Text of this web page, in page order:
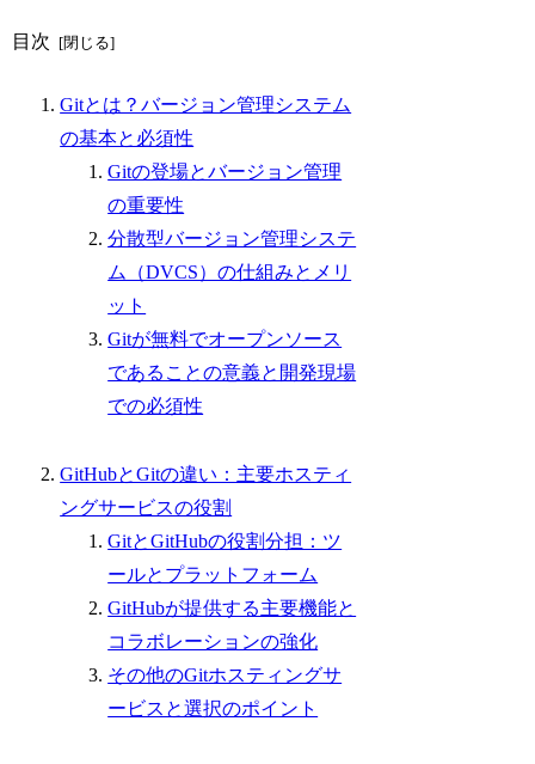
目次
Gitとは？バージョン管理システム
の基本と必須性
Gitの登場とバージョン管理
の重要性
分散型バージョン管理システ
ム（DVCS）の仕組みとメリ
ット
Gitが無料でオープンソース
であることの意義と開発現場
での必須性
GitHubとGitの違い：主要ホスティ
ングサービスの役割
GitとGitHubの役割分担：ツ
ールとプラットフォーム
GitHubが提供する主要機能と
コラボレーションの強化
その他のGitホスティングサ
ービスと選択のポイント